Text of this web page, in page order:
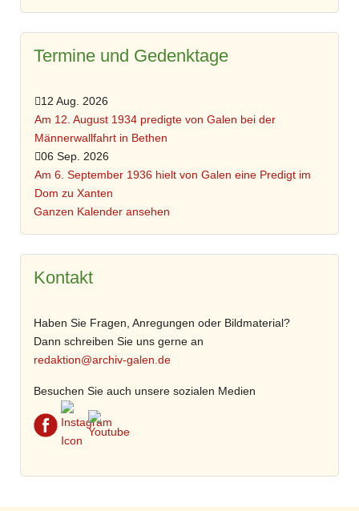
Termine und Gedenktage
12 Aug. 2026
Am 12. August 1934 predigte von Galen bei der
Männerwallfahrt in Bethen
06 Sep. 2026
Am 6. September 1936 hielt von Galen eine Predigt im
Dom zu Xanten
Ganzen Kalender ansehen
Kontakt
Haben Sie Fragen, Anregungen oder Bildmaterial?
Dann schreiben Sie uns gerne an
redaktion@archiv-galen.de
Besuchen Sie auch unsere sozialen Medien